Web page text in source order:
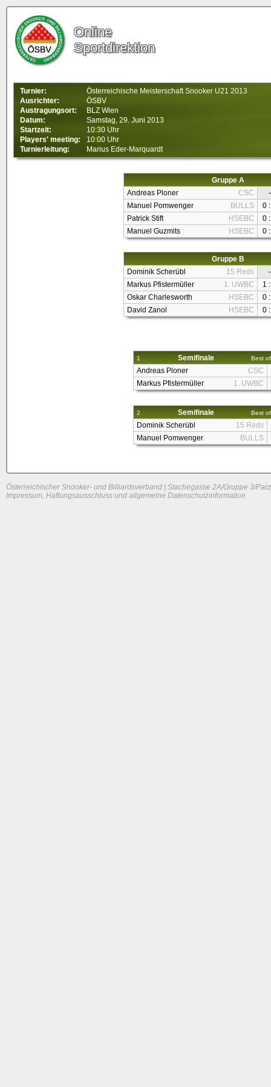
Online
Sportdirektion
Turnier:
Österreichische Meisterschaft Snooker U21 2013
Ausrichter:
ÖSBV
Austragungsort:
BLZ Wien
Datum:
Samstag, 29. Juni 2013
Startzeit:
10:30 Uhr
Players' meeting:
10:00 Uhr
Turnierleitung:
Marius Eder-Marquardt
Gruppe A
Andreas Ploner
CSC
-
Manuel Pomwenger
BULLS
0
Patrick Stift
HSEBC
0
Manuel Guzmits
HSEBC 0
Gruppe B
Dominik Scherübl
15 Reds
-
Markus Pfistermüller
1. UWBC
1
Oskar Charlesworth
HSEBC
0
David Zanol
HSEBC 0
1 Semifinale Best
Andreas Ploner
CSC
Markus Pfistermüller
1. UWBC
2 Semifinale Best
Dominik Scherübl
15 Reds
Manuel Pomwenger
BULLS
Österreichischer Snooker- und Billiardsverband | Stachegasse 2A/Gruppe 3/
Impressum, Haftungsausschluss und allgemeine Datenschutzinformation